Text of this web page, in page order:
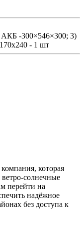
-300×546×300; 3)
- 1 шт
которая
перейти на
надёжное
без доступа к